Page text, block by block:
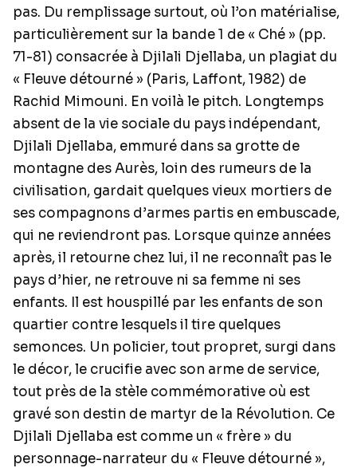
pas. Du remplissage surtout, où l’on matérialise,
particulièrement sur la bande 1 de « Ché » (pp.
71-81) consacrée à Djilali Djellaba, un plagiat du
« Fleuve détourné » (Paris, Laffont, 1982) de
Rachid Mimouni. En voilà le pitch. Longtemps
absent de la vie sociale du pays indépendant,
Djilali Djellaba, emmuré dans sa grotte de
montagne des Aurès, loin des rumeurs de la
civilisation, gardait quelques vieux mortiers de
ses compagnons d’armes partis en embuscade,
qui ne reviendront pas. Lorsque quinze années
après, il retourne chez lui, il ne reconnaît pas le
pays d’hier, ne retrouve ni sa femme ni ses
enfants. Il est houspillé par les enfants de son
quartier contre lesquels il tire quelques
semonces. Un policier, tout propret, surgi dans
le décor, le crucifie avec son arme de service,
tout près de la stèle commémorative où est
gravé son destin de martyr de la Révolution. Ce
Djilali Djellaba est comme un « frère » du
personnage-narrateur du « Fleuve détourné »,